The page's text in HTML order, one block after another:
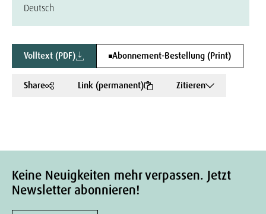
Deutsch
Volltext (PDF) Abonnement-Bestellung (Print)
Share Link (permanent) Zitieren
Keine Neuigkeiten mehr verpassen. Jetzt
Newsletter abonnieren!